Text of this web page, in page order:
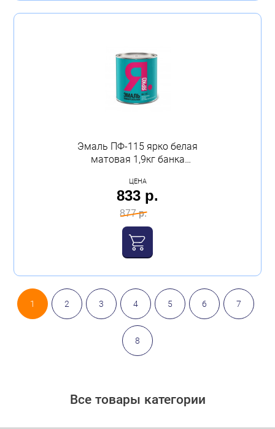
Эмаль ПФ-115 ярко белая
матовая 1,9кг банка
ЦЕНА
833 р.
877 р.
1 2 3 4 5 6 7
8
Все товары категории